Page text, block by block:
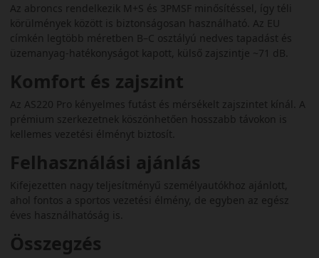
Az abroncs rendelkezik M+S és 3PMSF minősítéssel, így téli
körülmények között is biztonságosan használható. Az EU
címkén legtöbb méretben B–C osztályú nedves tapadást és
üzemanyag‑hatékonyságot kapott, külső zajszintje ~71 dB.
Komfort és zajszint
Az AS220 Pro kényelmes futást és mérsékelt zajszintet kínál. A
prémium szerkezetnek köszönhetően hosszabb távokon is
kellemes vezetési élményt biztosít.
Felhasználási ajánlás
Kifejezetten nagy teljesítményű személyautókhoz ajánlott,
ahol fontos a sportos vezetési élmény, de egyben az egész
éves használhatóság is.
Összegzés